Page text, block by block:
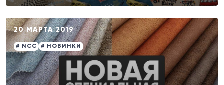
20 МАРТА 2019
# NCC # НОВИНКИ